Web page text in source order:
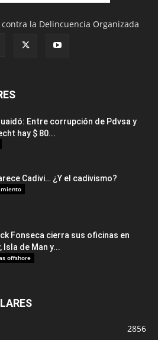
la Delincuencia Organizada
Entre corrupción de Pdvsa y
hay $ 80...
Cadivi… ¿Y el cadivismo?
Fonseca cierra sus oficinas en
Isla de Man y...
offshore
2856